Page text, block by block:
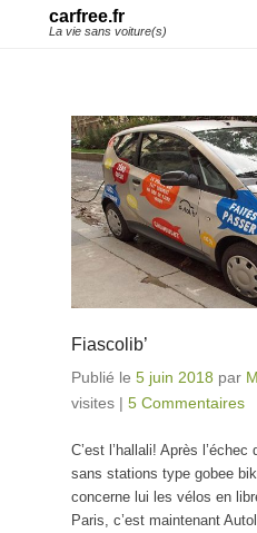
carfree.fr
La vie sans voiture(s)
Fiascolib’
Publié le 5 juin 2018 par
visites | 5 Commentaires
C’est l’hallali! Après
sans stations type gobee
concerne lui les vélos en
Paris, c’est maintenant